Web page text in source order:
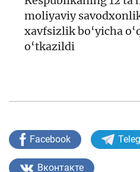
moliyaviy
xavfsizlik bo‘yicha
o‘tkazildi
Facebook
Вконтакте